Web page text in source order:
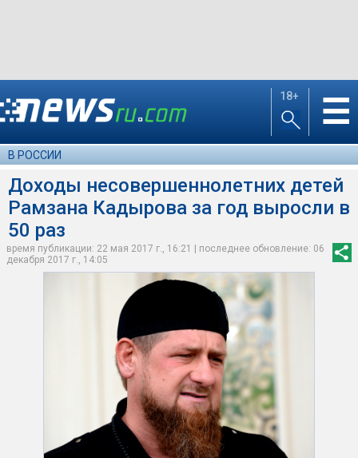
18+ ☰
В РОССИИ
Доходы несовершеннолетних детей
Рамзана Кадырова за год выросли в
50 раз
время публикации: 22 мая 2017 г., 16:21 | последнее обновление: 06
декабря 2017 г., 14:05